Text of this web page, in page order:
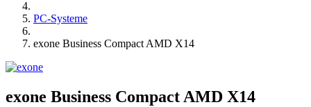
PC-Systeme
exone Business Compact AMD X14
exone Business Compact AMD X14